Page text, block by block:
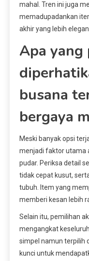
mahal. Tren ini juga
memadupadankan
akhir yang lebih elegan.
Apa yang
busana
bergaya
Meski banyak opsi
menjadi faktor utama
pudar. Periksa detail
tidak cepat kusut,
tubuh. Item yang
memberi kesan lebih
Selain itu, pemilihan
mengangkat
simpel namun terpilih
kunci untuk